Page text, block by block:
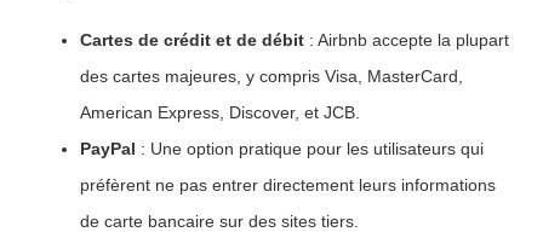
Cartes de crédit et de débit : Airbnb accepte la plupart
des cartes majeures, y compris Visa, MasterCard,
American Express, Discover, et JCB.
PayPal : Une option pratique pour les utilisateurs qui
préfèrent ne pas entrer directement leurs informations
de carte bancaire sur des sites tiers.